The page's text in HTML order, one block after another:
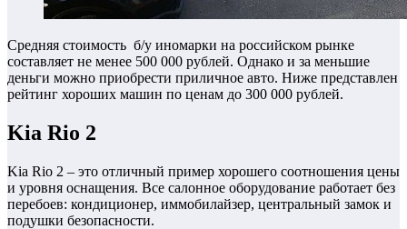
Средняя стоимость б/у иномарки на российском рынке
составляет не менее 500 000 рублей. Однако и за меньшие
деньги можно приобрести приличное авто. Ниже представлен
рейтинг хороших машин по ценам до 300 000 рублей.
Kia Rio 2
Kia Rio 2 – это отличный пример хорошего соотношения цены
и уровня оснащения. Все салонное оборудование работает без
перебоев: кондиционер, иммобилайзер, центральный замок и
подушки безопасности.